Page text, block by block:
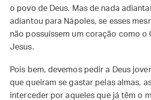
o povo de Deus. Mas de nada
adiantou para Nápoles, se esses
não possuíssem um coração como o
Jesus.
Pois bem, devemos pedir a Deus
que queiram se gastar pelas almas,
interceder por aqueles que já têm o